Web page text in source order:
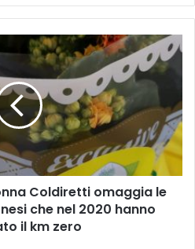
Coldiretti omaggia le
che nel 2020 hanno
il km zero